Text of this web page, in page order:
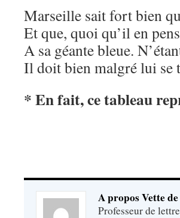
Marseille sait fort bien
Et que, quoi qu’il en
A sa géante bleue.
Il doit bien malgré lui se
* En fait, ce tableau
A propos Vette
Professeur de